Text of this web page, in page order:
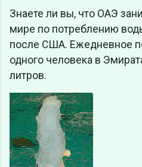
Знаете ли вы, что ОАЭ
мире по потреблению
после США. Ежедневное
одного человека в
литров.